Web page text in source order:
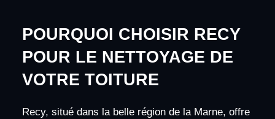
POURQUOI CHOISIR RECY
POUR LE NETTOYAGE DE
VOTRE TOITURE
Recy, situé dans la belle région de la Marne, offre